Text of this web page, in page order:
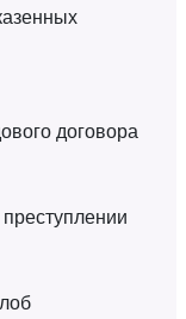
договора